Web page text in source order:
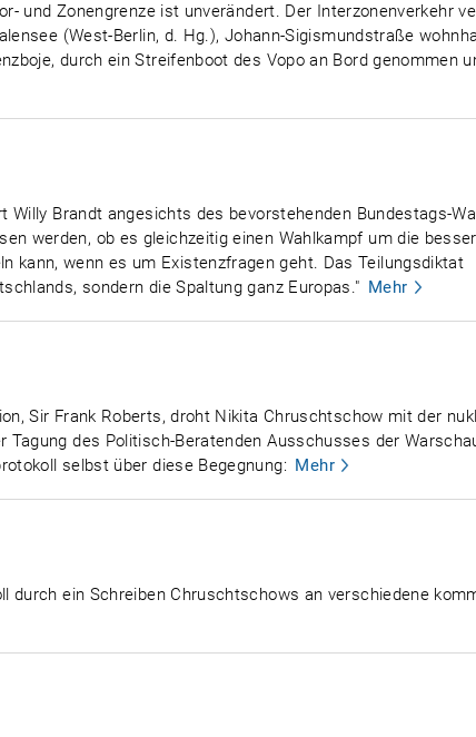
und Zonengrenze ist unverändert. Der Interzonenverkehr
(West-Berlin, d. Hg.), Johann-Sigismundstraße
durch ein Streifenboot des Vopo an Bord genommen
Brandt angesichts des bevorstehenden Bundestags-
werden, ob es gleichzeitig einen Wahlkampf um die
kann, wenn es um Existenzfragen geht. Das Teilungsdiktat
sondern die Spaltung ganz Europas." Mehr
Sir Frank Roberts, droht Nikita Chruschtschow mit der
des Politisch-Beratenden Ausschusses der
selbst über diese Begegnung: Mehr
durch ein Schreiben Chruschtschows an verschiedene